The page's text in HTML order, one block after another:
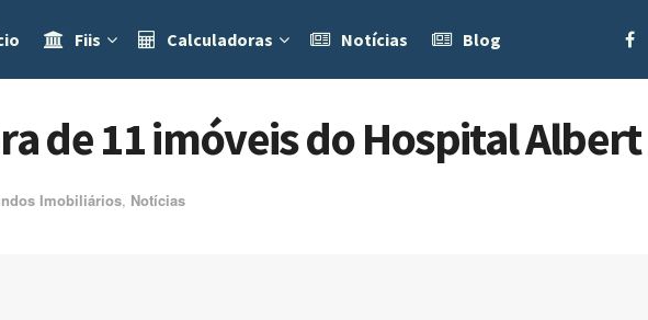
Fiis Calculadoras Notícias Blog
de 11 imóveis do Hospital
Imobiliários, Notícias